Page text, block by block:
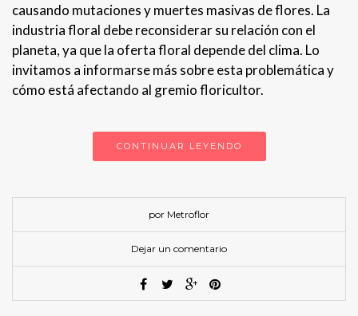
causando mutaciones y muertes masivas de flores. La
industria floral debe reconsiderar su relación con el
planeta, ya que la oferta floral depende del clima. Lo
invitamos a informarse más sobre esta problemática y
cómo está afectando al gremio floricultor.
CONTINUAR LEYENDO
por Metroflor
Dejar un comentario